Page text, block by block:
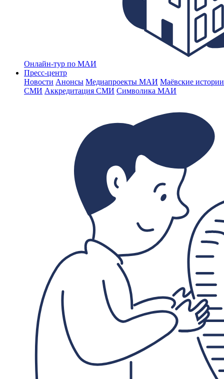
Онлайн-тур по МАИ
Пресс-центр
Новости Анонсы Медиапроекты МАИ Маёвские
СМИ Аккредитация СМИ Символика МАИ